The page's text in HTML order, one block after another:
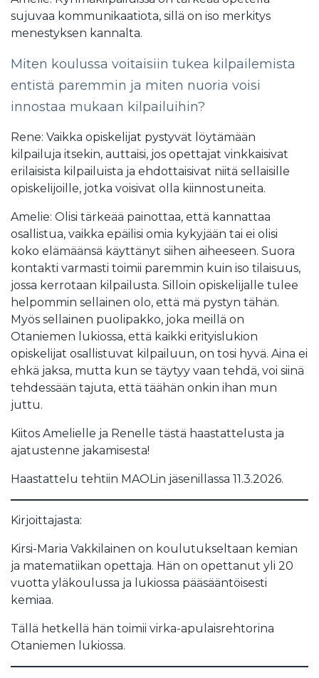
sujuvaa kommunikaatiota, sillä on iso merkitys
menestyksen kannalta.
Miten koulussa voitaisiin tukea kilpailemista
entistä paremmin ja miten nuoria voisi
innostaa mukaan kilpailuihin?
Rene: Vaikka opiskelijat pystyvät löytämään
kilpailuja itsekin, auttaisi, jos opettajat vinkkaisivat
erilaisista kilpailuista ja ehdottaisivat niitä sellaisille
opiskelijoille, jotka voisivat olla kiinnostuneita.
Amelie: Olisi tärkeää painottaa, että kannattaa
osallistua, vaikka epäilisi omia kykyjään tai ei olisi
koko elämäänsä käyttänyt siihen aiheeseen. Suora
kontakti varmasti toimii paremmin kuin iso tilaisuus,
jossa kerrotaan kilpailusta. Silloin opiskelijalle tulee
helpommin sellainen olo, että mä pystyn tähän.
Myös sellainen puolipakko, joka meillä on
Otaniemen lukiossa, että kaikki erityislukion
opiskelijat osallistuvat kilpailuun, on tosi hyvä. Aina ei
ehkä jaksa, mutta kun se täytyy vaan tehdä, voi siinä
tehdessään tajuta, että täähän onkin ihan mun
juttu.
Kiitos Amelielle ja Renelle tästä haastattelusta ja
ajatustenne jakamisesta!
Haastattelu tehtiin MAOLin jäsenillassa 11.3.2026.
Kirjoittajasta:
Kirsi-Maria Vakkilainen on koulutukseltaan kemian
ja matematiikan opettaja. Hän on opettanut yli 20
vuotta yläkoulussa ja lukiossa pääsääntöisesti
kemiaa.
Tällä hetkellä hän toimii virka-apulaisrehtorina
Otaniemen lukiossa.